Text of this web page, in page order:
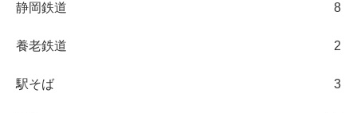
静岡鉄道 8
養老鉄道 2
駅そば 3